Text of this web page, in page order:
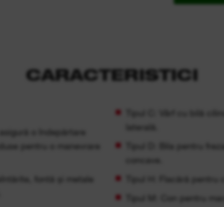
CARACTERISTICI
o îndepărtare
pentru o manevrare
fontă și metale
laterală.
Tipul D: Bila pentru
Tipul H: Flacără pentru
Tipul M: Con pentru